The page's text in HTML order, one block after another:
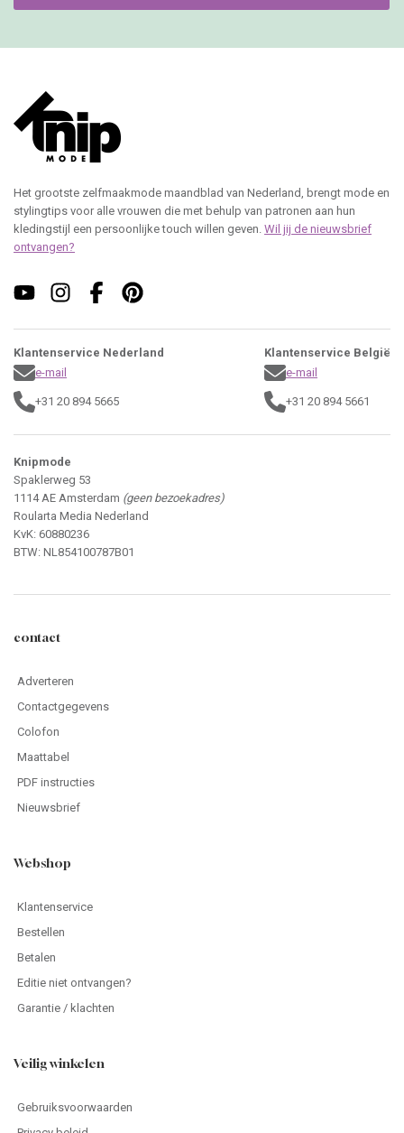
Het grootste zelfmaakmode maandblad van Nederland, brengt mode en
stylingtips voor alle vrouwen die met behulp van patronen aan hun
kledingstijl een persoonlijke touch willen geven. Wil jij de nieuwsbrief
ontvangen?
Klantenservice Nederland
e-mail
+31 20 894 5665
Klantenservice België
e-mail
+31 20 894 5661
Knipmode
Spaklerweg 53
1114 AE Amsterdam (geen bezoekadres)
Roularta Media Nederland
KvK: 60880236
BTW: NL854100787B01
contact
Adverteren
Contactgegevens
Colofon
Maattabel
PDF instructies
Nieuwsbrief
Webshop
Klantenservice
Bestellen
Betalen
Editie niet ontvangen?
Garantie / klachten
Veilig winkelen
Gebruiksvoorwaarden